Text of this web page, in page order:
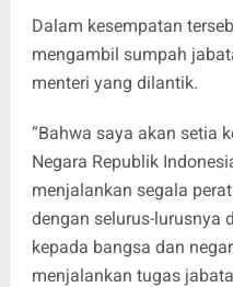
Dalam kesempatan
mengambil sumpah
menteri yang dilantik.
“Bahwa saya akan setia
Negara Republik
menjalankan segala
dengan selurus-lurusnya
kepada bangsa dan
menjalankan tugas